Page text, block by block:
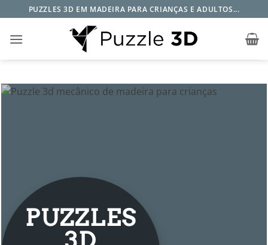
to
content
PUZZLES 3D EM MADEIRA PARA CRIANÇAS E ADULTOS...
PUZZLES